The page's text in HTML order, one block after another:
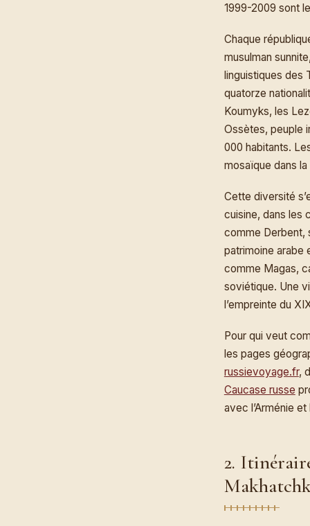
1999-2009 sont
Chaque
musulman
linguistiques des
quatorze
Koumyks, les
Ossètes, peuple
000 habitants.
mosaïque dans
Cette diversité
cuisine, dans les
comme Derbent,
patrimoine arabe
comme Magas,
soviétique. Une
l’empreinte du
Pour qui veut
les pages
russievoyage.fr,
Caucase russe
avec l’Arménie
2.